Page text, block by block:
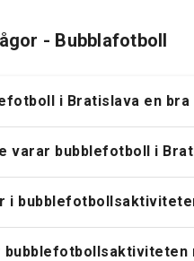
- Bubblafotboll
i Bratislava en
varar bubblefotboll i
i
bubblefotbollsaktiviteten